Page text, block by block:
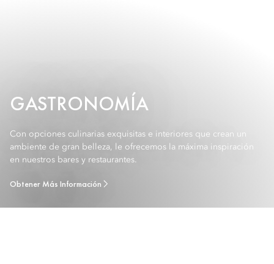
GASTRONOMÍA
Con opciones culinarias exquisitas e interiores que crean un
ambiente de gran belleza, le ofrecemos la máxima inspiración
en nuestros bares y restaurantes.
Obtener Más Información